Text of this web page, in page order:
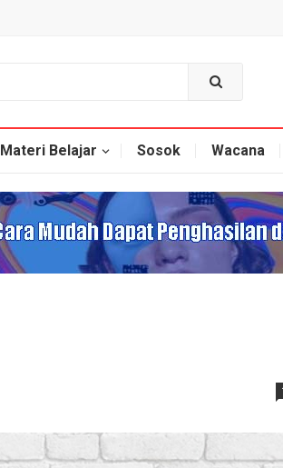
Materi Belajar Sosok Wacana